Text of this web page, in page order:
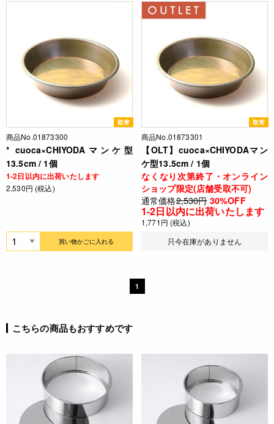
取寄
商品No.01873300
* cuoca×CHIYODAマンケ型
13.5cm / 1個
1-2日以内に出荷いたします
2,530円 (税込)
買い物かごに入れる
取寄
商品No.01873301
【OLT】cuoca×CHIYODAマン
ケ型13.5cm / 1個
なくなり次第終了・オンライン
ショップ限定(店舗受取不可)
通常価格2,530円 30%OFF
1-2日以内に出荷いたします
1,771円 (税込)
只今在庫がありません
1
こちらの商品もおすすめです